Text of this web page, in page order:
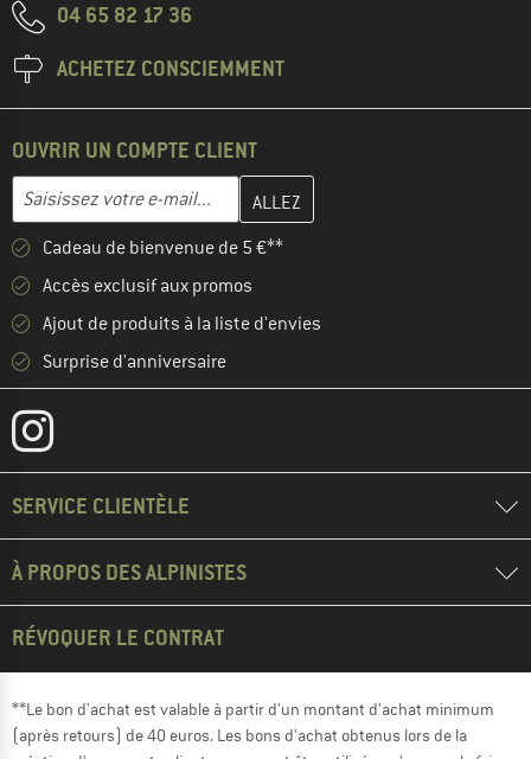
04 65 82 17 36
ACHETEZ CONSCIEMMENT
OUVRIR UN COMPTE CLIENT
Adresse e-mail
Entrez votre adresse e-mail ici et créez votre compte client à la
Cadeau de bienvenue de 5 €**
Accès exclusif aux promos
Ajout de produits à la liste d'envies
Surprise d'anniversaire
SERVICE CLIENTÈLE
À PROPOS DES ALPINISTES
RÉVOQUER LE CONTRAT
**Le bon d'achat est valable à partir d'un montant d'achat minimum
(après retours) de 40 euros. Les bons d'achat obtenus lors de la